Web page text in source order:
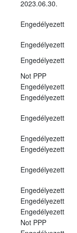
2023.06.30.
Engedélyezett
Engedélyezett
Engedélyezett
Not PPP
Engedélyezett
Engedélyezett
Engedélyezett
Engedélyezett
Engedélyezett
Engedélyezett
Engedélyezett
Engedélyezett
Engedélyezett
Not PPP